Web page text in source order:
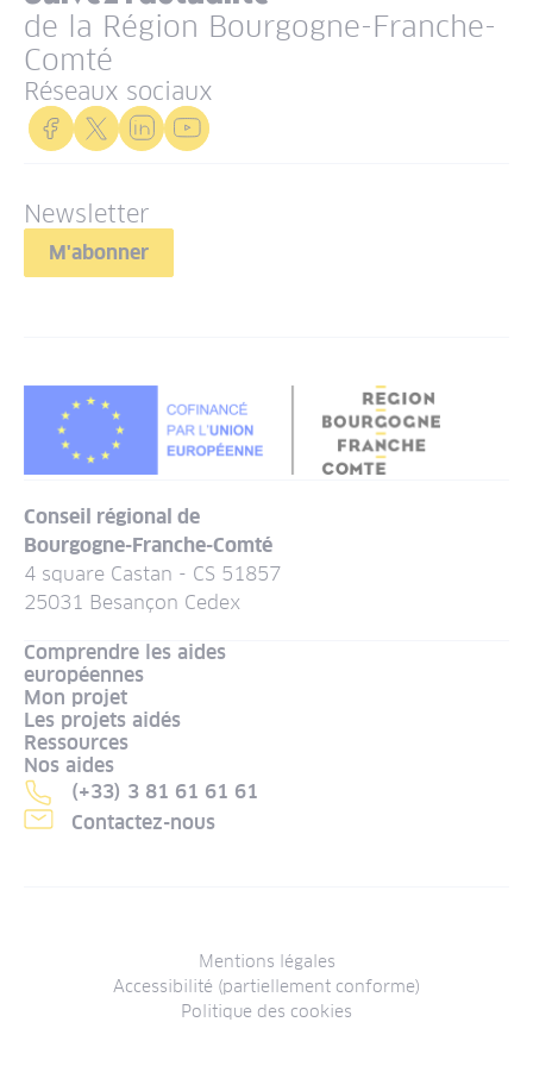
de la Région Bourgogne-Franche-
Comté
Réseaux sociaux
Newsletter
M'abonner
Conseil régional de
Bourgogne-Franche-Comté
4 square Castan - CS 51857
25031 Besançon Cedex
Comprendre les aides
européennes
Mon projet
Les projets aidés
Ressources
Nos aides
(+33) 3 81 61 61 61
Contactez-nous
Mentions légales
Accessibilité (partiellement conforme)
Politique des cookies